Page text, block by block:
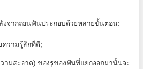
งจากถอนฟันประกอบด้วยหลายขั้นตอน:
ความรู้สึกที่ดี;
ามสะอาด) ของรูของฟันที่แยกออกมานั้นจะ